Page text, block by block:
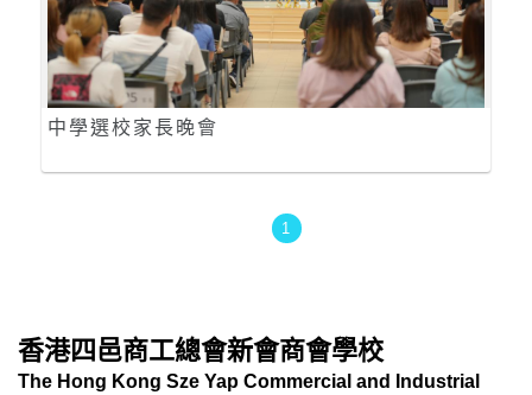
中學選校家長晚會
1
香港四邑商工總會新會商會學校
The Hong Kong Sze Yap Commercial and Industrial